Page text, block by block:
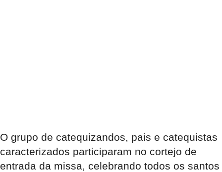
O grupo de catequizandos, pais e catequistas
caracterizados participaram no cortejo de
entrada da missa, celebrando todos os santos